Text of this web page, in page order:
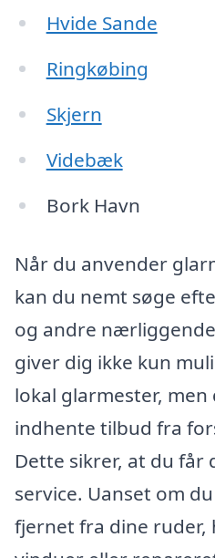
Hvide Sande
Ringkøbing
Skjern
Videbæk
Bork Havn
Når du anvender
kan du nemt søge
og andre
giver dig ikke kun
lokal glarmester, men
indhente tilbud fra
Dette sikrer, at du får
service. Uanset om
fjernet fra dine ruder,